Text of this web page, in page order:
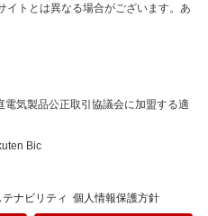
イトとは異なる場合がございます。あ
電気製品公正取引協議会に加盟する適
Bic
テナビリティ 個人情報保護方針